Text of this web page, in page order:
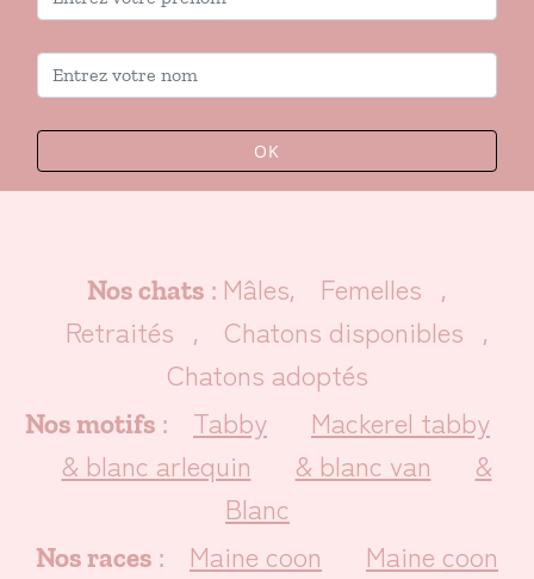
OK
Nos chats : Mâles, Femelles ,
Retraités , Chatons disponibles ,
Chatons adoptés
Nos motifs : Tabby
Mackerel tabby
& blanc arlequin
& blanc van
&
Blanc
Nos races : Maine coon
Maine coon